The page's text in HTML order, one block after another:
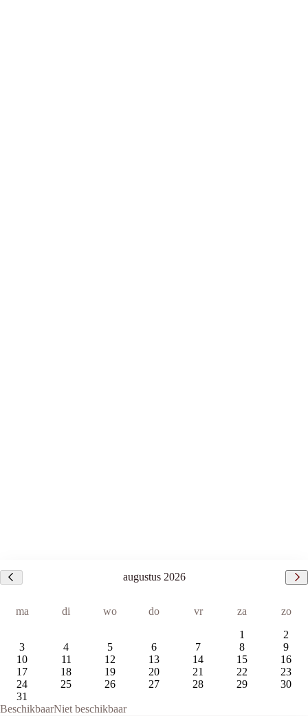
augustus 2026
ma di wo do vr za
zo
1
2
3
4 5 6 7 8
9
10
11 12 13 14 15
16
17
18 19 20 21 22
23
24
25 26 27 28 29
30
31
BeschikbaarNiet beschikbaar